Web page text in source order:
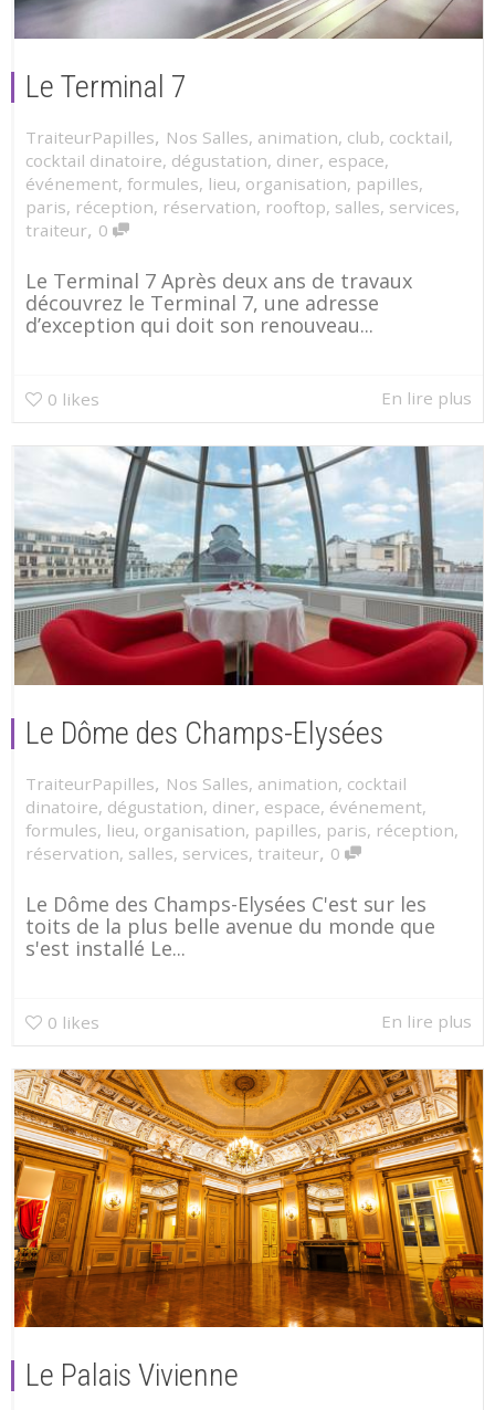
Le Terminal 7
TraiteurPapilles, Nos Salles, animation, club, cocktail,
cocktail dinatoire, dégustation, diner, espace,
événement, formules, lieu, organisation, papilles,
paris, réception, réservation, rooftop, salles, services,
traiteur, 0
Le Terminal 7 Après deux ans de travaux
découvrez le Terminal 7, une adresse
d’exception qui doit son renouveau...
0 likes En lire plus
Le Dôme des Champs-Elysées
TraiteurPapilles, Nos Salles, animation, cocktail
dinatoire, dégustation, diner, espace, événement,
formules, lieu, organisation, papilles, paris, réception,
réservation, salles, services, traiteur, 0
Le Dôme des Champs-Elysées C'est sur les
toits de la plus belle avenue du monde que
s'est installé Le...
0 likes En lire plus
Le Palais Vivienne